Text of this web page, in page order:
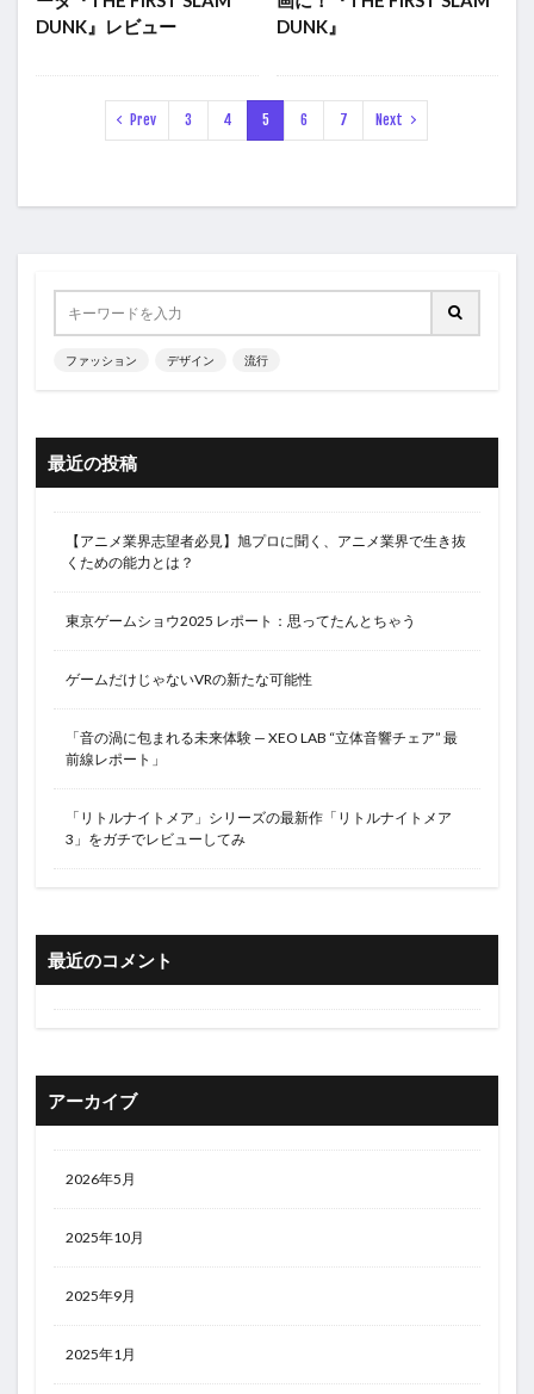
DUNK』レビュー
DUNK』
Prev 3 4 5 6 7 Next
ファッション デザイン 流行
最近の投稿
【アニメ業界志望者必見】旭プロに聞く、アニメ業界で生き抜
くための能力とは？
東京ゲームショウ2025 レポート：思ってたんとちゃう
ゲームだけじゃないVRの新たな可能性
「音の渦に包まれる未来体験 — XEO LAB “立体音響チェア” 最
前線レポート」
「リトルナイトメア」シリーズの最新作「リトルナイトメア
3」をガチでレビューしてみ
最近のコメント
アーカイブ
2026年5月
2025年10月
2025年9月
2025年1月